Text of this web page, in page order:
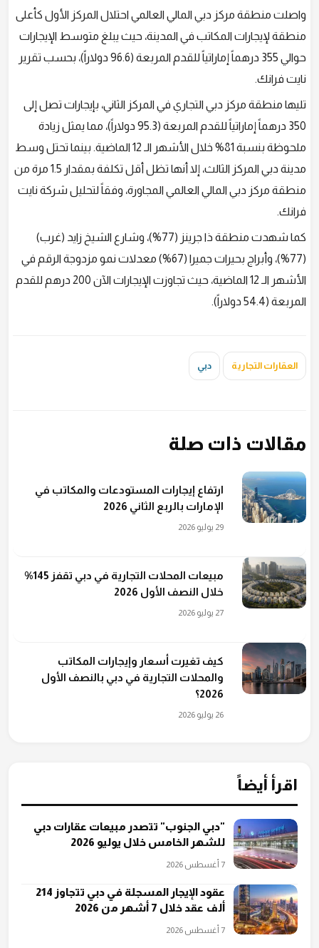
واصلت منطقة مركز دبي المالي العالمي احتلال المركز الأول كأعلى
منطقة لإيجارات المكاتب في المدينة، حيث يبلغ متوسط الإيجارات
حوالي 355 درهماً إماراتياً للقدم المربعة (96.6 دولاراً)، بحسب تقرير
نايت فرانك.
تليها منطقة مركز دبي التجاري في المركز الثاني، بإيجارات تصل إلى
350 درهماً إماراتياً للقدم المربعة (95.3 دولاراً)، مما يمثل زيادة
ملحوظة بنسبة 81% خلال الأشهر الـ 12 الماضية. بينما تحتل وسط
مدينة دبي المركز الثالث، إلا أنها تظل أقل تكلفة بمقدار 1.5 مرة من
منطقة مركز دبي المالي العالمي المجاورة، وفقاً لتحليل شركة نايت
فرانك.
كما شهدت منطقة ذا جرينز (77%)، وشارع الشيخ زايد (غرب)
(77%)، وأبراج بحيرات جميرا (67%) معدلات نمو مزدوجة الرقم في
الأشهر الـ 12 الماضية، حيث تجاوزت الإيجارات الآن 200 درهم للقدم
المربعة (54.4 دولاراً).
العقارات التجارية دبي
مقالات ذات صلة
ارتفاع إيجارات المستودعات والمكاتب في
الإمارات بالربع الثاني 2026
29 يوليو 2026
مبيعات المحلات التجارية في دبي تقفز 145%
خلال النصف الأول 2026
27 يوليو 2026
كيف تغيرت أسعار وإيجارات المكاتب
والمحلات التجارية في دبي بالنصف الأول
2026؟
26 يوليو 2026
اقرأ أيضاً
"دبي الجنوب" تتصدر مبيعات عقارات دبي
للشهر الخامس خلال يوليو 2026
7 أغسطس 2026
عقود الإيجار المسجلة في دبي تتجاوز 214
ألف عقد خلال 7 أشهر من 2026
7 أغسطس 2026